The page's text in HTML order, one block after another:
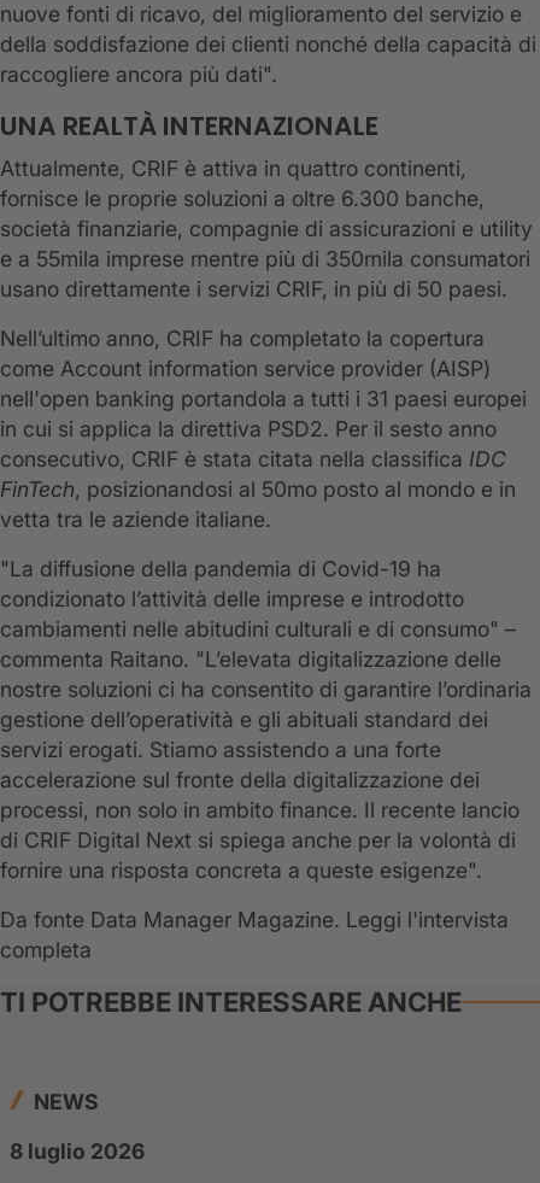
nuove fonti di ricavo, del miglioramento del servizio e
della soddisfazione dei clienti nonché della capacità di
raccogliere ancora più dati".
UNA REALTÀ INTERNAZIONALE
Attualmente, CRIF è attiva in quattro continenti,
fornisce le proprie soluzioni a oltre 6.300 banche,
società finanziarie, compagnie di assicurazioni e utility
e a 55mila imprese mentre più di 350mila consumatori
usano direttamente i servizi CRIF, in più di 50 paesi.
Nell’ultimo anno, CRIF ha completato la copertura
come Account information service provider (AISP)
nell'open banking portandola a tutti i 31 paesi europei
in cui si applica la direttiva PSD2. Per il sesto anno
consecutivo, CRIF è stata citata nella classifica IDC
FinTech, posizionandosi al 50mo posto al mondo e in
vetta tra le aziende italiane.
"La diffusione della pandemia di Covid-19 ha
condizionato l’attività delle imprese e introdotto
cambiamenti nelle abitudini culturali e di consumo" –
commenta Raitano. "L’elevata digitalizzazione delle
nostre soluzioni ci ha consentito di garantire l’ordinaria
gestione dell’operatività e gli abituali standard dei
servizi erogati. Stiamo assistendo a una forte
accelerazione sul fronte della digitalizzazione dei
processi, non solo in ambito finance. Il recente lancio
di CRIF Digital Next si spiega anche per la volontà di
fornire una risposta concreta a queste esigenze".
Da fonte Data Manager Magazine. Leggi l'intervista
completa
TI POTREBBE INTERESSARE ANCHE
NEWS
8 luglio 2026